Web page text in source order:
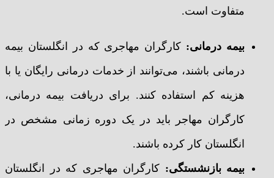
متفاوت است.
بیمه درمانی: کارگران مهاجری که در انگلستان بیمه
درمانی باشند، می‌توانند از خدمات درمانی رایگان یا با
هزینه کم استفاده کنند. برای دریافت بیمه درمانی،
کارگران مهاجر باید در یک دوره زمانی مشخص در
انگلستان کار کرده باشند.
بیمه بازنشستگی: کارگران مهاجری که در انگلستان